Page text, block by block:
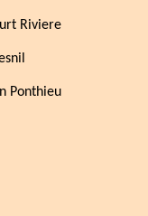
Riviere
Ponthieu